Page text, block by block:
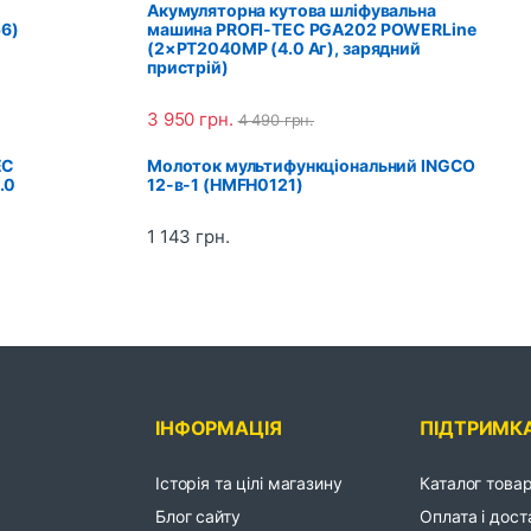
Акумуляторна кутова шліфувальна
машина PROFI-TEC PGA202 POWERLine
(2×PT2040MP (4.0 Аг), зарядний
пристрій)
3 950 грн. 4 490грн.
Молоток мультифункціональний INGCO
12-в-1 (HMFH0121)
1 143 грн.
ІНФОРМАЦІЯ
Історія та цілі магазину
Блог сайту
Каталог
Оплата і